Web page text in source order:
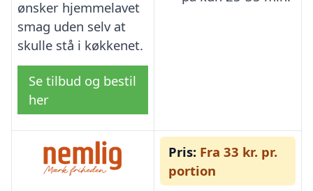
ønsker hjemmelavet
smag uden selv at
skulle stå i køkkenet.
Se tilbud og bestil
her
Pris: Fra 33 kr. pr.
portion